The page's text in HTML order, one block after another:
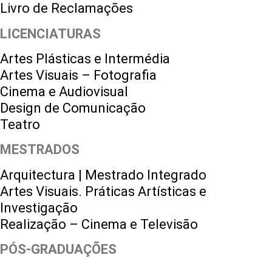
Livro de Reclamações
LICENCIATURAS
Artes Plásticas e Intermédia
Artes Visuais – Fotografia
Cinema e Audiovisual
Design de Comunicação
Teatro
MESTRADOS
Arquitectura | Mestrado Integrado
Artes Visuais. Práticas Artísticas e
Investigação
Realização – Cinema e Televisão
PÓS-GRADUAÇÕES